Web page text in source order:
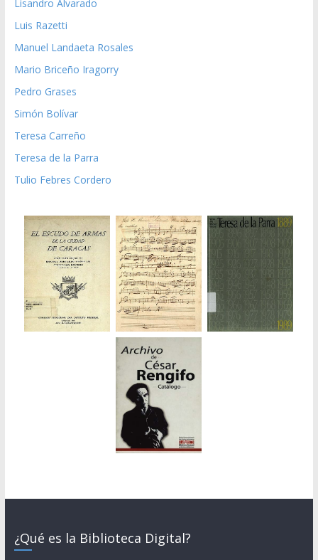
Lisandro Alvarado
Luis Razetti
Manuel Landaeta Rosales
Mario Briceño Iragorry
Pedro Grases
Simón Bolívar
Teresa Carreño
Teresa de la Parra
Tulio Febres Cordero
¿Qué es la Biblioteca Digital?